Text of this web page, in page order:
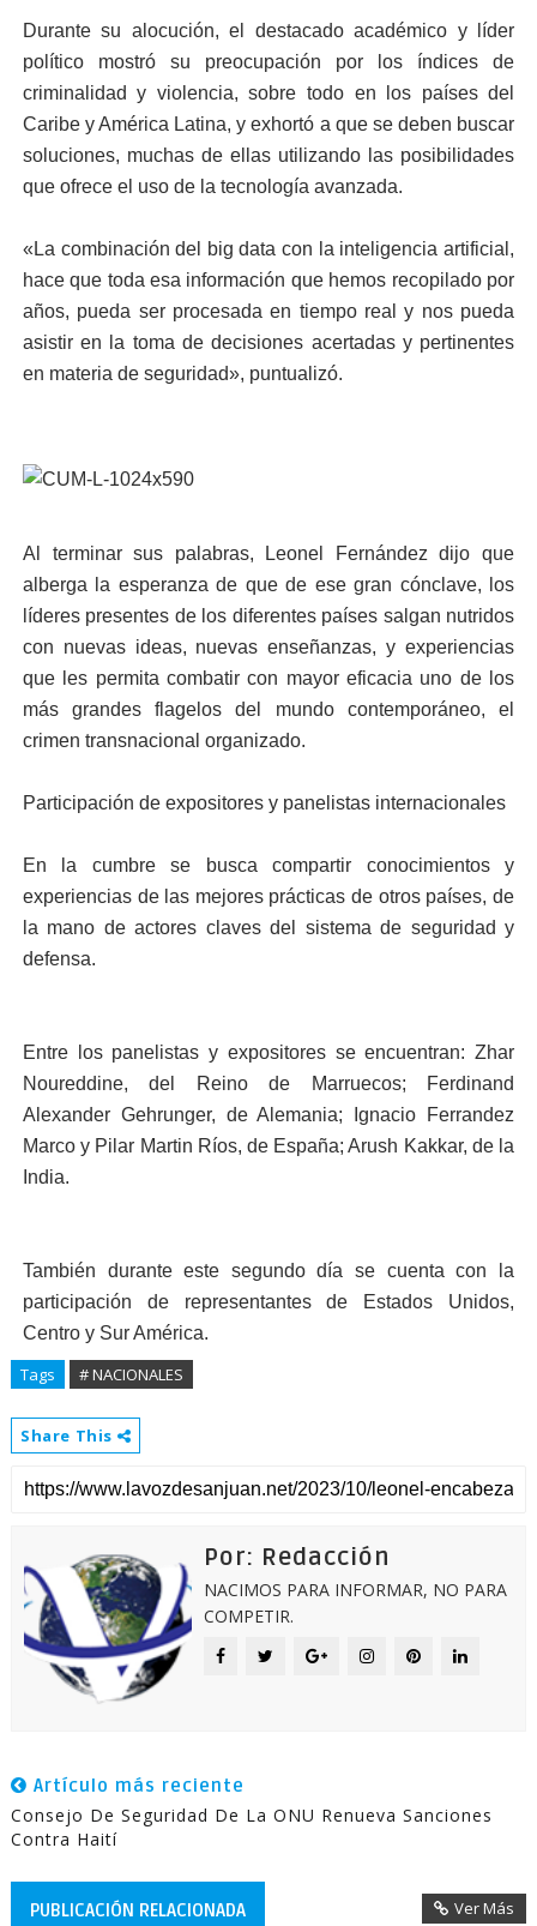
Durante su alocución, el destacado académico y líder
político mostró su preocupación por los índices de
criminalidad y violencia, sobre todo en los países del
Caribe y América Latina, y exhortó a que se deben buscar
soluciones, muchas de ellas utilizando las posibilidades
que ofrece el uso de la tecnología avanzada.
«La combinación del big data con la inteligencia artificial,
hace que toda esa información que hemos recopilado por
años, pueda ser procesada en tiempo real y nos pueda
asistir en la toma de decisiones acertadas y pertinentes
en materia de seguridad», puntualizó.
Al terminar sus palabras, Leonel Fernández dijo que
alberga la esperanza de que de ese gran cónclave, los
líderes presentes de los diferentes países salgan nutridos
con nuevas ideas, nuevas enseñanzas, y experiencias
que les permita combatir con mayor eficacia uno de los
más grandes flagelos del mundo contemporáneo, el
crimen transnacional organizado.
Participación de expositores y panelistas internacionales
En la cumbre se busca compartir conocimientos y
experiencias de las mejores prácticas de otros países, de
la mano de actores claves del sistema de seguridad y
defensa.
Entre los panelistas y expositores se encuentran: Zhar
Noureddine, del Reino de Marruecos; Ferdinand
Alexander Gehrunger, de Alemania; Ignacio Ferrandez
Marco y Pilar Martin Ríos, de España; Arush Kakkar, de la
India.
También durante este segundo día se cuenta con la
participación de representantes de Estados Unidos,
Centro y Sur América.
Tags # NACIONALES
Share This
Por: Redacción
NACIMOS PARA INFORMAR, NO PARA
COMPETIR.
Artículo más reciente
Consejo De Seguridad De La ONU Renueva Sanciones
Contra Haití
PUBLICACIÓN RELACIONADA Ver Más